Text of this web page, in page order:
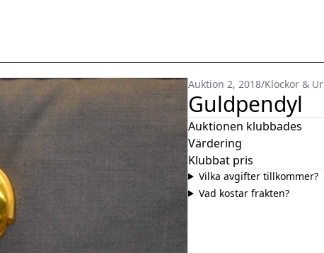
Auktion 2, 2018/Klockor & Ur
Guldpendyl
Auktionen klubbades
Värdering
Klubbat pris
Vilka avgifter tillkommer?
Vad kostar frakten?